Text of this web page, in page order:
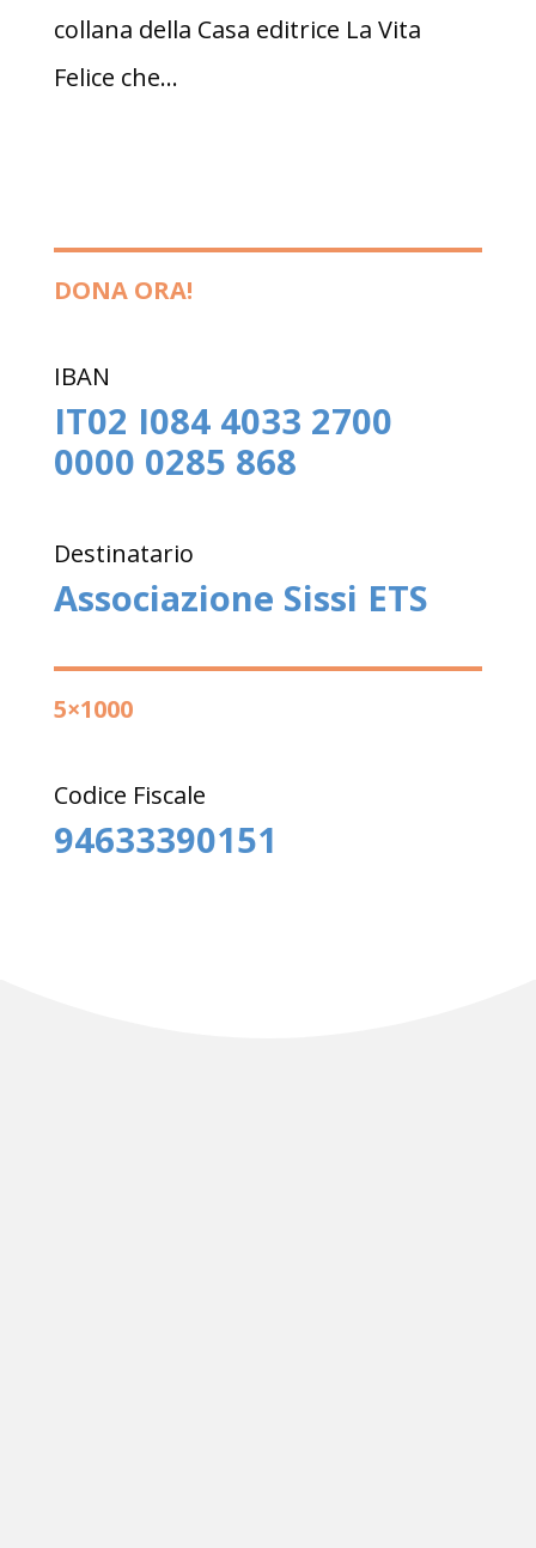
collana della Casa editrice La Vita
Felice che...
DONA ORA!
IBAN
IT02 I084 4033 2700
0000 0285 868
Destinatario
Associazione Sissi ETS
5×1000
Codice Fiscale
94633390151